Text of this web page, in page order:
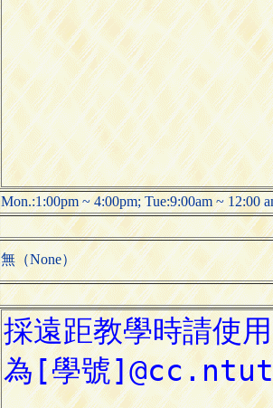
Mon.:1:00pm ~ 4:00pm; Tue:9:00am ~ 12:00
無（None）